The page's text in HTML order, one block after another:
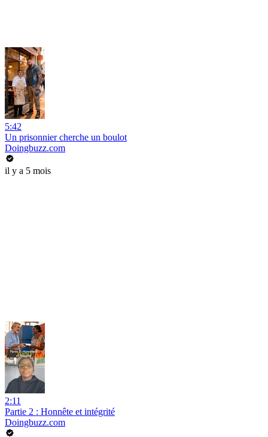
5:42
Un prisonnier cherche un boulot
Doingbuzz.com
il y a 5 mois
2:11
Partie 2 : Honnête et intégrité
Doingbuzz.com